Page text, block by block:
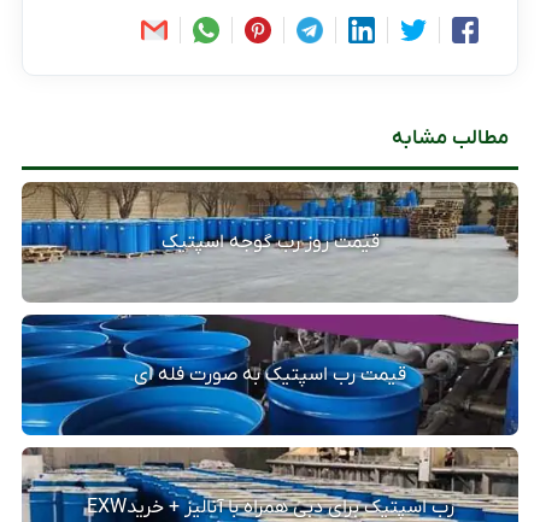
مطالب مشابه
قیمت روز رب گوجه اسپتیک
قیمت رب اسپتیک به صورت فله ای
رب اسپتیک برای دبی همراه با آنالیز + خریدEXW